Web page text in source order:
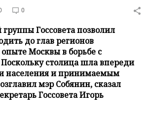
0
Госсовета позволил
до глав регионов
Москвы в борьбе с
столица шла впереди
населения и принимаемым
мэр Собянин, сказал
Госсовета Игорь